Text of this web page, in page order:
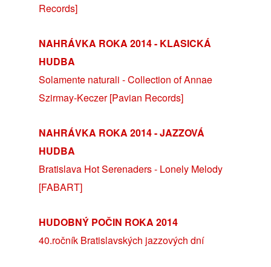
Records]
NAHRÁVKA ROKA 2014 - KLASICKÁ
HUDBA
Solamente naturali - Collection of Annae
Szirmay-Keczer [Pavian Records]
NAHRÁVKA ROKA 2014 - JAZZOVÁ
HUDBA
Bratislava Hot Serenaders - Lonely Melody
[FABART]
HUDOBNÝ POČIN ROKA 2014
40.ročník Bratislavských jazzových dní